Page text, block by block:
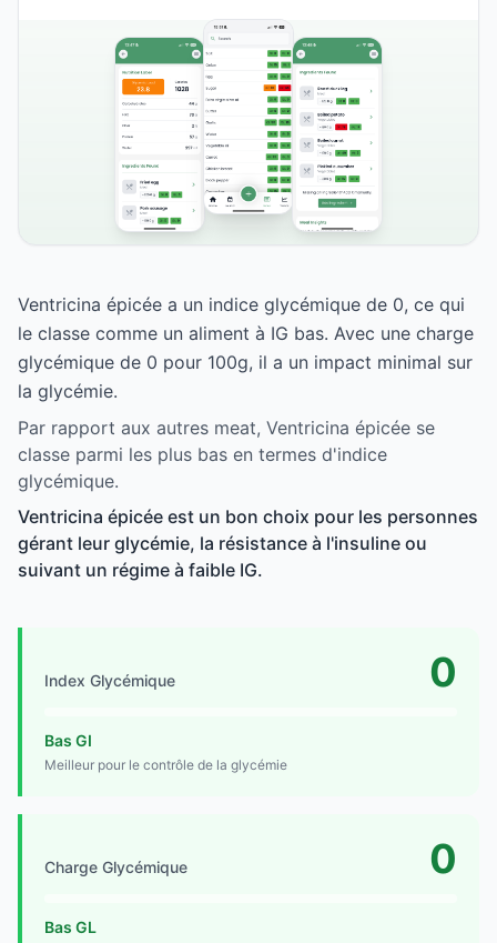
Ventricina épicée a un indice glycémique de 0, ce qui
le classe comme un aliment à IG bas. Avec une charge
glycémique de 0 pour 100g, il a un impact minimal sur
la glycémie.
Par rapport aux autres meat, Ventricina épicée se
classe parmi les plus bas en termes d'indice
glycémique.
Ventricina épicée est un bon choix pour les personnes
gérant leur glycémie, la résistance à l'insuline ou
suivant un régime à faible IG.
Index Glycémique 0
Bas GI
Meilleur pour le contrôle de la glycémie
Charge Glycémique 0
Bas GL